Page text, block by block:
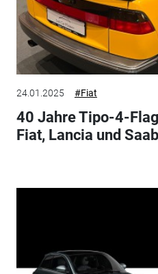
24.01.2025 #Fiat
40 Jahre Tipo-4-
Fiat, Lancia und Saab